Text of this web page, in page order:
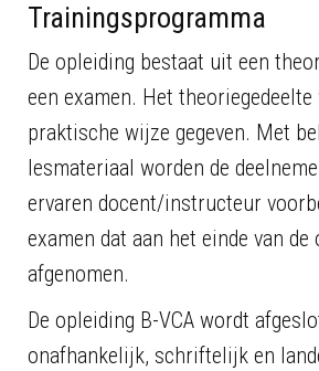
Trainingsprogramma
De opleiding bestaat uit een
een examen. Het
praktische wijze gegeven. Met
lesmateriaal worden de
ervaren docent/instructeur
examen dat aan het einde van
afgenomen.
De opleiding B-VCA wordt
onafhankelijk, schriftelijk en